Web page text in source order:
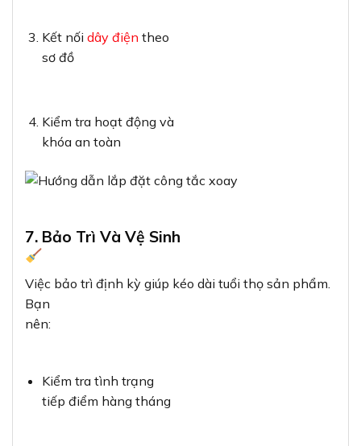
Kết nối dây điện theo
sơ đồ
Kiểm tra hoạt động và
khóa an toàn
7. Bảo Trì Và Vệ Sinh
Việc bảo trì định kỳ giúp kéo dài tuổi thọ sản phẩm.
Bạn
nên:
Kiểm tra tình trạng
tiếp điểm hàng tháng